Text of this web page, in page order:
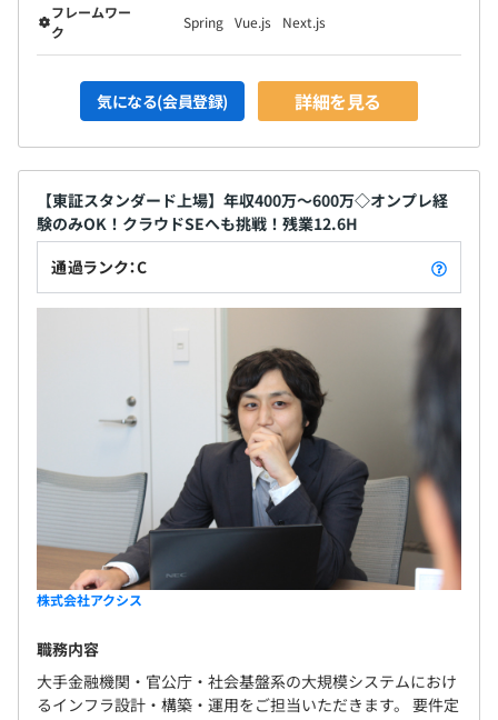
フレームワー
ク
Spring Vue.js Next.js
気になる(会員登録) 詳細を見る
【東証スタンダード上場】年収400万〜600万◇オンプレ経
験のみOK！クラウドSEへも挑戦！残業12.6H
通過ランク：C
株式会社アクシス
職務内容
大手金融機関・官公庁・社会基盤系の大規模システムにおけ
るインフラ設計・構築・運用をご担当いただきます。 要件定